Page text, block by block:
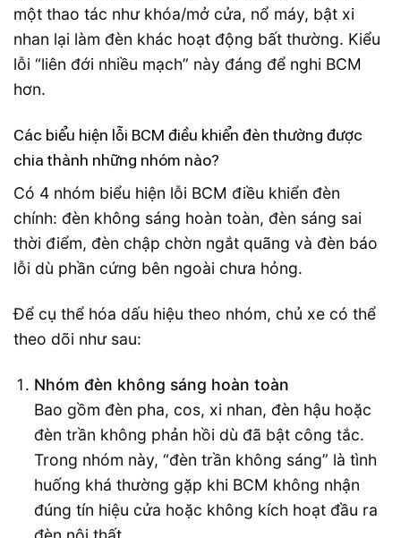
một thao tác như khóa/mở cửa, nổ máy, bật xi
nhan lại làm đèn khác hoạt động bất thường. Kiểu
lỗi “liên đới nhiều mạch” này đáng để nghi BCM
hơn.
Các biểu hiện lỗi BCM điều khiển đèn thường được
chia thành những nhóm nào?
Có 4 nhóm biểu hiện lỗi BCM điều khiển đèn
chính: đèn không sáng hoàn toàn, đèn sáng sai
thời điểm, đèn chập chờn ngắt quãng và đèn báo
lỗi dù phần cứng bên ngoài chưa hỏng.
Để cụ thể hóa dấu hiệu theo nhóm, chủ xe có thể
theo dõi như sau:
Nhóm đèn không sáng hoàn toàn
Bao gồm đèn pha, cos, xi nhan, đèn hậu hoặc
đèn trần không phản hồi dù đã bật công tắc.
Trong nhóm này, “đèn trần không sáng” là tình
huống khá thường gặp khi BCM không nhận
đúng tín hiệu cửa hoặc không kích hoạt đầu ra